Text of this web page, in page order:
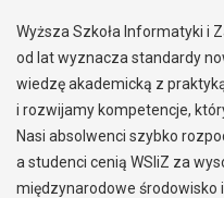
Wyższa Szkoła Informatyki i
od lat wyznacza standardy
wiedzę akademicką z
i rozwijamy kompetencje,
Nasi absolwenci szybko
a studenci cenią WSIiZ za
międzynarodowe środowisko